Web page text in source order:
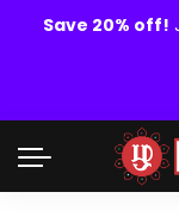
Save 20% off!